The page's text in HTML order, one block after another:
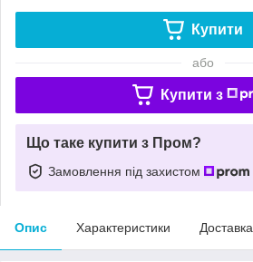
Купити
або
Купити з
Що таке купити з Пром?
Замовлення під захистом
Опис Характеристики Доставка